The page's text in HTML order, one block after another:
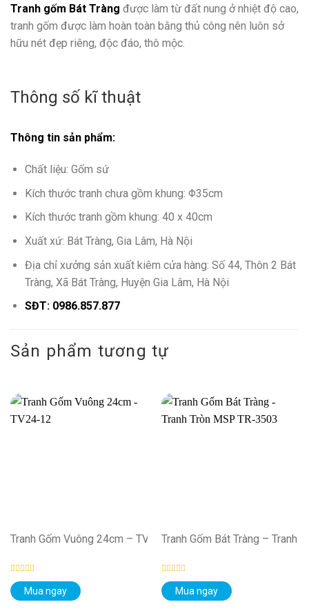
Tranh gốm Bát Tràng được làm từ đất nung ở nhiệt độ cao,
tranh gốm được làm hoàn toàn bằng thủ công nên luôn sở
hữu nét đẹp riêng, độc đáo, thô mộc.
Thông số kĩ thuật
Thông tin sản phẩm:
Chất liệu: Gốm sứ
Kích thước tranh chưa gồm khung: Φ35cm
Kích thước tranh gồm khung: 40 x 40cm
Xuất xứ: Bát Tràng, Gia Lâm, Hà Nội
Địa chỉ xưởng sản xuất kiêm cửa hàng: Số 44, Thôn 2 Bát
Tràng, Xã Bát Tràng, Huyện Gia Lâm, Hà Nội
SĐT: 0986.857.877
Sản phẩm tương tự
Tranh Gốm Vuông 24cm – TV24-12
Được
xếp
hạng
Mua ngay
Tranh Gốm Bát Tràng – Tranh
Được
xếp
hạng
Mua ngay